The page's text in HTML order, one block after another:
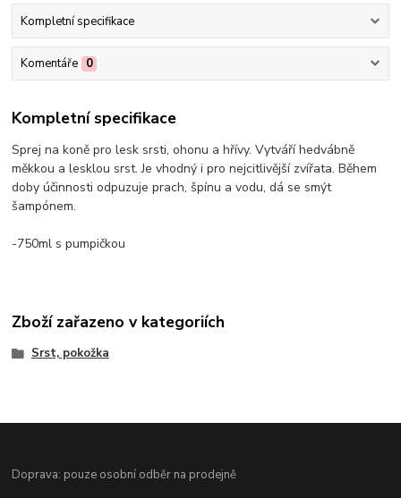
Kompletní specifikace
Komentáře 0
Kompletní specifikace
Sprej na koně pro lesk srsti, ohonu a hřívy. Vytváří hedvábně
měkkou a lesklou srst. Je vhodný i pro nejcitlivější zvířata. Během
doby účinnosti odpuzuje prach, špínu a vodu, dá se smýt
šampónem.
-750ml s pumpičkou
Zboží zařazeno v kategoriích
Srst, pokožka
Doprava: pouze osobní odběr na prodejně